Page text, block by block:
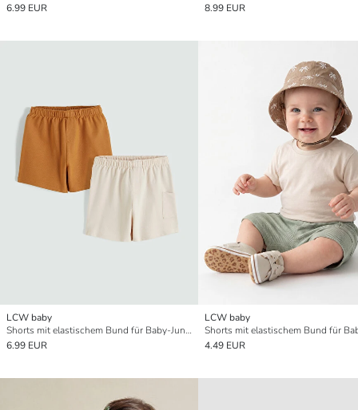
6.99 EUR
8.99 EUR
LCW baby
Shorts mit elastischem Bund für Baby-Jungen 2er-Pack
6.99 EUR
LCW baby
4.49 EUR